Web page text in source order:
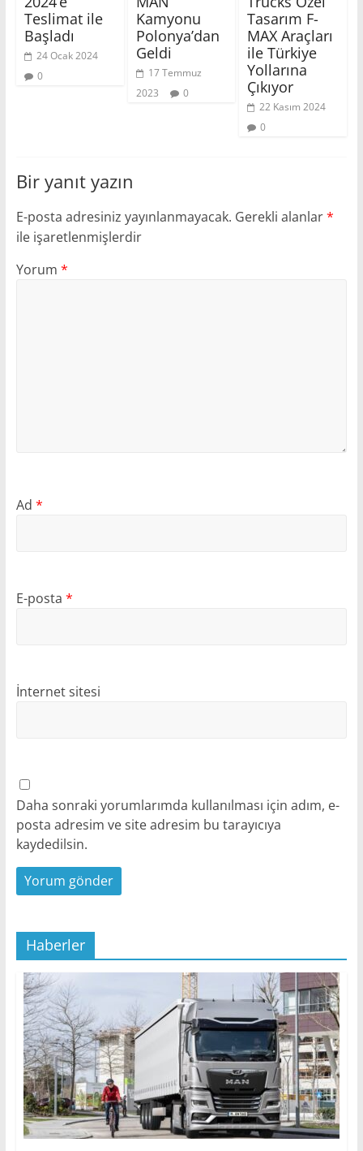
Teslimat ile
Başladı
24 Ocak 2024
0
Kamyonu
Polonya’dan
Geldi
17 Temmuz
2023
0
Tasarım F-
MAX Araçları
ile Türkiye
Yollarına
Çıkıyor
22 Kasım 2024
0
Bir yanıt yazın
E-posta adresiniz yayınlanmayacak. Gerekli alanlar*
ile işaretlenmişlerdir
Yorum *
Ad *
E-posta *
İnternet sitesi
Daha sonraki yorumlarımda kullanılması için adım, e-
posta adresim ve site adresim bu tarayıcıya
kaydedilsin.
Haberler